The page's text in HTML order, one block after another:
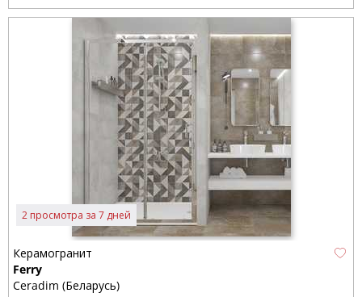
2 просмотра за 7 дней
Керамогранит
Ferry
Ceradim (Беларусь)